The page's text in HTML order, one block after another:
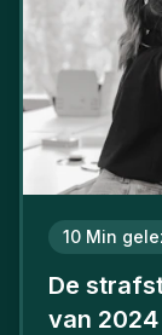
10 Min
De
van 2024